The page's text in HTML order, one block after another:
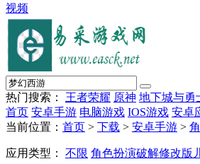
视频
热门搜索： 王者荣耀 原神 地下城与勇
首页 安卓手游 电脑游戏 IOS游戏 安卓
当前位置： 首页 > 下载 > 安卓手游 >
应用类型： 不限 角色扮演破解修改版